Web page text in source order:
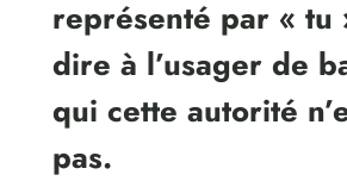
représenté par « tu
dire à l’usager de
qui cette autorité
pas.